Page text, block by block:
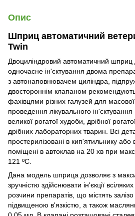
Опис
Шприц автоматичний
Twin
Двоциліндровий автоматичний шприц
одночасне ін'єктування двома
з автонаповнювачем циліндра,
двостороннім клапаном
фахівцями різних галузей для
проведення лікувального ін'єктування
великої рогатої худоби, дрібної
дрібних лабораторних тварин. Всі
простерилізовані в кип'ятильнику або
поміщені в автоклав на 20 хв при
121 ºC.
Дана модель шприца дозволяє з
зручністю здійснювати ін'єкції
розчини препаратів, що містять
підвищеною в'язкістю, а також